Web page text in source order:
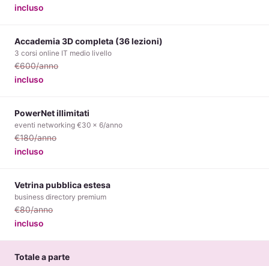
incluso
Accademia 3D completa (36 lezioni)
3 corsi online IT medio livello
€600/anno
incluso
PowerNet illimitati
eventi networking €30 × 6/anno
€180/anno
incluso
Vetrina pubblica estesa
business directory premium
€80/anno
incluso
Totale a parte